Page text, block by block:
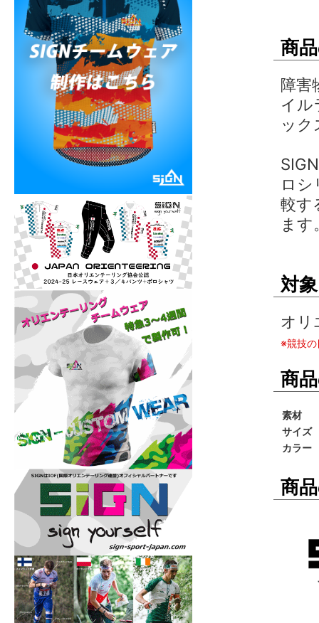
商
障害
イル
ック
ロ
較す
ます
対
オリ
※競技の
商
素材
サイズ
カラー
商